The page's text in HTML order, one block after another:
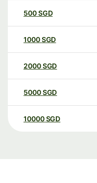
500SGD
1000SGD
2000SGD
5000SGD
10000 SGD